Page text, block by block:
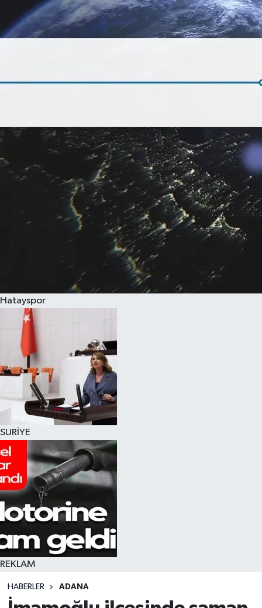
Hatayspor
SURİYE
REKLAM
HABERLER ADANA